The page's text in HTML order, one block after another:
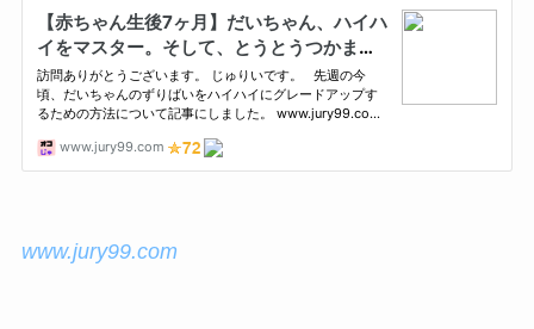
www.jury99.com